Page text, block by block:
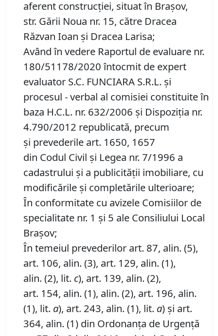
aferent construcției, situat în Brașov,
str. Gării Noua nr. 15, către Dracea
Răzvan Ioan și Dracea Larisa;
Având în vedere Raportul de evaluare nr.
180/51178/2020 întocmit de expert
evaluator S.C. FUNCIARA S.R.L. și
procesul - verbal al comisiei constituite în
baza H.C.L. nr. 632/2006 și Dispoziția nr.
4.790/2012 republicată, precum
și prevederile art. 1650, 1657
din Codul Civil și Legea nr. 7/1996 a
cadastrului și a publicității imobiliare, cu
modificările și completările ulterioare;
În conformitate cu avizele Comisiilor de
specialitate nr. 1 și 5 ale Consiliului Local
Brașov;
În temeiul prevederilor art. 87, alin. (5),
art. 106, alin. (3), art. 129, alin. (1),
alin. (2), lit. c), art. 139, alin. (2),
art. 154, alin. (1), alin. (2), art. 196, alin.
(1), lit. a), art. 243, alin. (1), lit. a) și art.
364, alin. (1) din Ordonanța de Urgență